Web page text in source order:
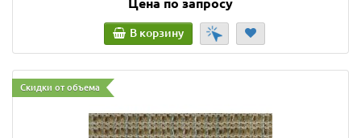
Цена по запросу
В корзину
Скидки от объема